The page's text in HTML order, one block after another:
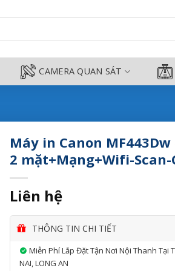
(In 2
CAMERA QUAN SÁT
Máy in Canon
2 mặt+Mạng+Wifi-Scan-
Liên hệ
THÔNG TIN CHI TIẾT
Miễn Phí Lắp Đặt Tận Nơi Nội Thanh Tại
NAI, LONG AN